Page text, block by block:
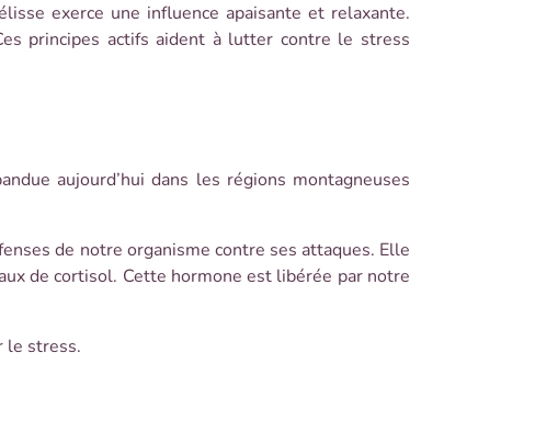
exerce une influence apaisante et relaxante.
principes actifs aident à lutter contre le stress
aujourd’hui dans les régions montagneuses
de notre organisme contre ses attaques. Elle
de cortisol. Cette hormone est libérée par notre
le stress.